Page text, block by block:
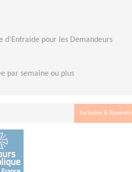
d'Entraide pour les Demandeurs
par semaine ou plus
Exclusion & Pauvreté